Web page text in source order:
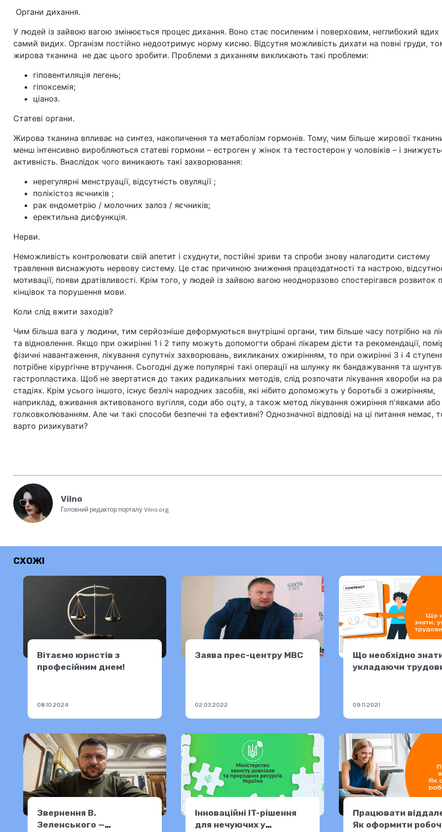
Органи дихання.
У людей із зайвою вагою змінюється процес дихання. Воно стає посиленим і поверховим, неглибокий вдих
самий видих. Організм постійно недоотримує норму кисню. Відсутня можливість дихати на повні груди,
жирова тканина не дає цього зробити. Проблеми з диханням викликають такі проблеми:
гіповентиляція легень;
гіпоксемія;
ціаноз.
Статеві органи.
Жирова тканина впливає на синтез, накопичення та метаболізм гормонів. Тому, чим більше жирової
менш інтенсивно виробляються статеві гормони – естроген у жінок та тестостерон у чоловіків – і
активність. Внаслідок чого виникають такі захворювання:
нерегулярні менструації, відсутність овуляції ;
полікістоз яєчників ;
рак ендометрію / молочних залоз / яєчників;
еректильна дисфункція.
Нерви.
Неможливість контролювати свій апетит і схуднути, постійні зриви та спроби знову налагодити систему
травлення виснажують нервову систему. Це стає причиною зниження працездатності та настрою,
мотивації, появи дратівливості. Крім того, у людей із зайвою вагою неодноразово спостерігався розвиток
кінцівок та порушення мови.
Коли слід вжити заходів?
Чим більша вага у людини, тим серйозніше деформуються внутрішні органи, тим більше часу потрібно на
та відновлення. Якщо при ожирінні 1 і 2 типу можуть допомогти обрані лікарем дієти та рекомендації,
фізичні навантаження, лікування супутніх захворювань, викликаних ожирінням, то при ожирінні 3 і 4
потрібне хірургічне втручання. Сьогодні дуже популярні такі операції на шлунку як бандажування та
гастропластика. Щоб не звертатися до таких радикальних методів, слід розпочати лікування хвороби на
стадіях. Крім усього іншого, існує безліч народних засобів, які нібито допоможуть у боротьбі з ожирінням,
наприклад, вживання активованого вугілля, соди або оцту, а також метод лікування ожиріння п'явками або
голковколюванням. Але чи такі способи безпечні та ефективні? Однозначної відповіді на ці питання немає,
варто ризикувати?
Vilno
Головний редактор порталу Vilno.org
СХОЖІ
Вітаємо юристів з
професійним днем!
08.10.2024
Заява прес-центру МВС
02.03.2022
Що необхідно
укладаючи
09.11.2021
Звернення В.
Зеленського —
Інноваційні IT-рішення
для нечуючих у
Працювати
Як оформити